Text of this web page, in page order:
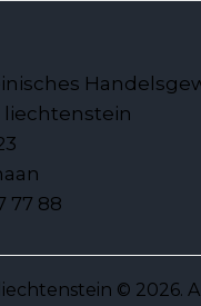
liechtenstein
77 88
© 2026.